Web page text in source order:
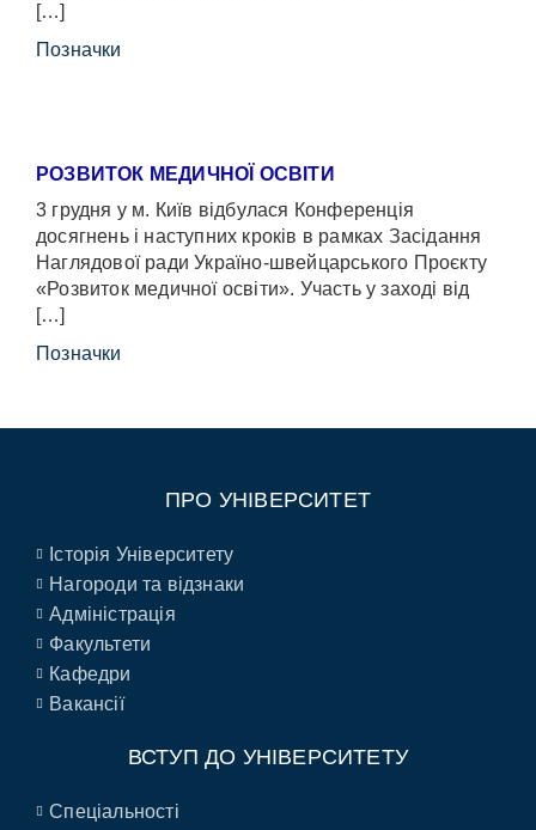
[…]
Позначки
РОЗВИТОК МЕДИЧНОЇ ОСВІТИ
3 грудня у м. Київ відбулася Конференція
досягнень і наступних кроків в рамках Засідання
Наглядової ради Україно-швейцарського Проєкту
«Розвиток медичної освіти». Участь у заході від
[…]
Позначки
ПРО УНІВЕРСИТЕТ
Історія Університету
Нагороди та відзнаки
Адміністрація
Факультети
Кафедри
Вакансії
ВСТУП ДО УНІВЕРСИТЕТУ
Спеціальності